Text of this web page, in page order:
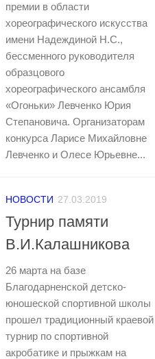
премии в области
хореографического искусства
имени Надеждиной Н.С.,
бессменного руководителя
образцового
хореографического ансамбля
«Огоньки» Левченко Юрия
Степановича. Организаторам
конкурса Ларисе Михайловне
Левченко и Олесе Юрьевне...
НОВОСТИ 27.03.2019
Турнир памяти
В.И.Калашникова
26 марта на базе
Благодарненской детско-
юношеской спортивной школы
прошел традиционный краевой
турнир по спортивной
акробатике и прыжкам на